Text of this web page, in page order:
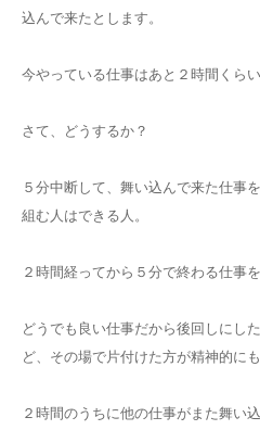
込んで来たとします。
今やっている仕事はあと２時間くらい
さて、どうするか？
５分中断して、舞い込んで来た仕事
組む人はできる人。
２時間経ってから５分で終わる仕事
どうでも良い仕事だから後回しにし
ど、その場で片付けた方が精神的に
２時間のうちに他の仕事がまた舞い